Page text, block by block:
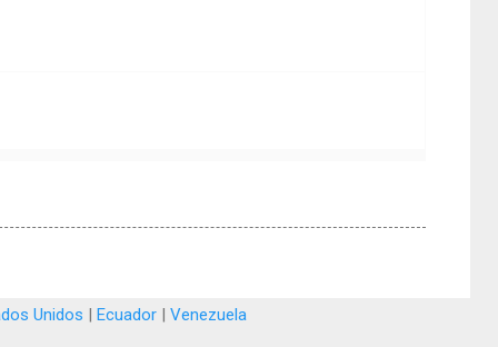
Unidos | Ecuador | Venezuela